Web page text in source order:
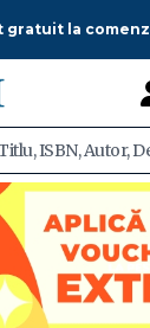
gratuit la